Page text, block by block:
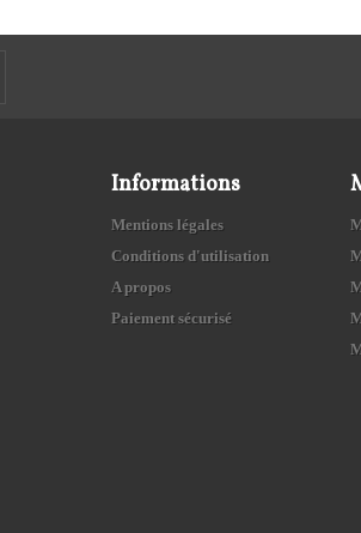
Informations
Mentions légales
Conditions d'utilisation
A propos
Paiement sécurisé